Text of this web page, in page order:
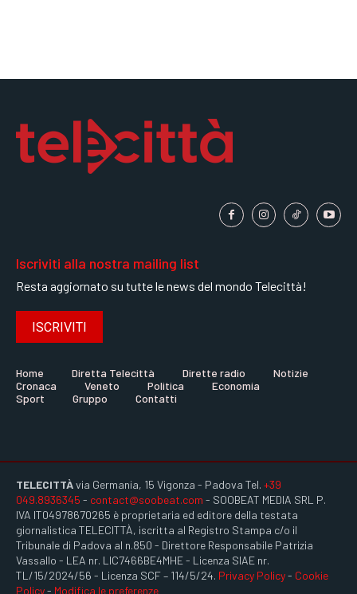
Iscriviti alla nostra mailing list
Resta aggiornato su tutte le news del mondo Telecittà!
ISCRIVITI
Home Diretta Telecittà Dirette radio
Notizie
Cronaca
Veneto Politica
Economia
Sport
Gruppo Contatti
TELECITTÀvia Germania, 15 Vigonza - Padova Tel. +39
049.8936345 - contact@soobeat.com - SOOBEAT MEDIA SRL P.
IVA IT04978670265 è proprietaria ed editore della testata
giornalistica TELECITTÀ, iscritta al Registro Stampa c/o il
Tribunale di Padova al n.850 - Direttore Responsabile Patrizia
Vassallo - LEA nr. LIC7466BE4MHE - Licenza SIAE nr.
TL/15/2024/56 - Licenza SCF – 114/5/24. Privacy Policy- Cookie
Policy- Modifica le preferenze